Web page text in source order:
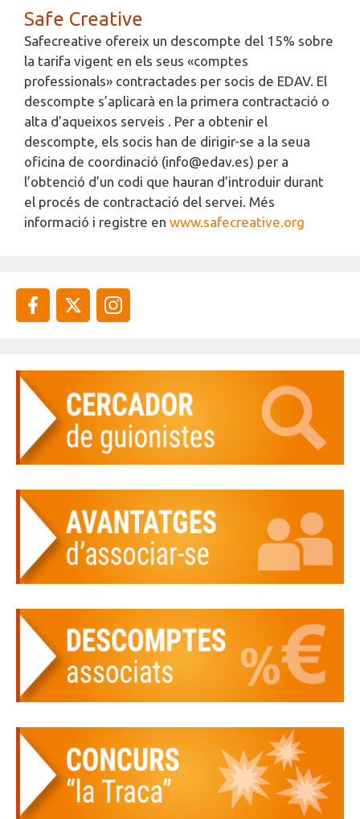
Safe Creative
Safecreative ofereix un descompte del 15% sobre
la tarifa vigent en els seus «comptes
professionals» contractades per socis de EDAV. El
descompte s’aplicarà en la primera contractació o
alta d’aqueixos serveis . Per a obtenir el
descompte, els socis han de dirigir-se a la seua
oficina de coordinació (info@edav.es) per a
l’obtenció d’un codi que hauran d’introduir durant
el procés de contractació del servei. Més
informació i registre en www.safecreative.org